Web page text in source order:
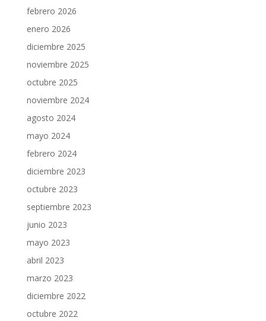
febrero 2026
enero 2026
diciembre 2025
noviembre 2025
octubre 2025
noviembre 2024
agosto 2024
mayo 2024
febrero 2024
diciembre 2023
octubre 2023
septiembre 2023
junio 2023
mayo 2023
abril 2023
marzo 2023
diciembre 2022
octubre 2022